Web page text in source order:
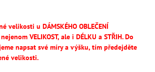
velikosti u DÁMSKÉHO OBLEČENÍ
nejenom VELIKOST, ale i DÉLKU a STŘIH.Do
napsat své míry a výšku, tím předejděte
velikosti.